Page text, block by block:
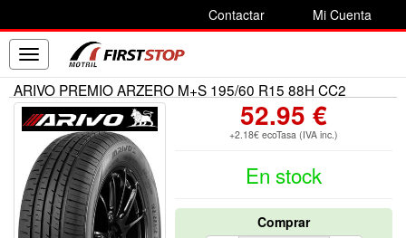
Contactar Mi Cuenta
Toggle
navigation
ARIVO PREMIO ARZERO M+S 195/60 R15 88H CC2
52.95 €
+2.18€ ecoTasa (IVA inc.)
En stock
Comprar